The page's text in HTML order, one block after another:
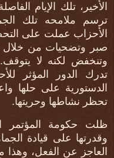
الأخير، تلك الإيام
ترسم ملامحه تلك
الأحزاب عملت على
صبر وتضحيات من خلال
وتنخفض لكنه لا يتوقف.
تدرك الدور المؤثر
الدستورية على حلها
تحظر نشاطها وحريتها.
ظلت حكومة المؤتمر
وقدرتها على قيادة
العاجز عن الفعل، وهذا